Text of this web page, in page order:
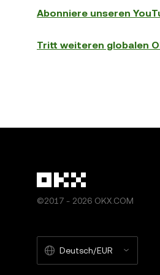
Abonniere unseren
Tritt weiteren globalen
©2017 - 2026 OKX.COM
Deutsch/EUR